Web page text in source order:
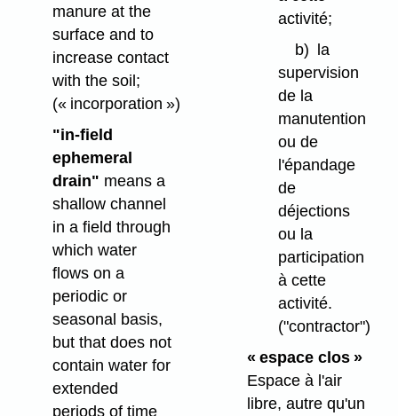
manure at the
surface and to
increase contact
with the soil;
(« incorporation »)
"in-field
ephemeral
drain" means a
shallow channel
in a field through
which water
flows on a
periodic or
seasonal basis,
but that does not
contain water for
extended
periods of time
activité;
b) la
supervision
de la
manutention
ou de
l'épandage
de
déjections
ou la
participation
à cette
activité.
("contractor")
« espace clos »
Espace à l'air
libre, autre qu'un